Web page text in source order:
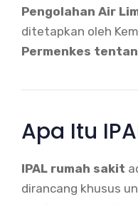
Pengolahan Air
ditetapkan oleh
Permenkes
Apa Itu
IPAL rumah sakit
dirancang khusus